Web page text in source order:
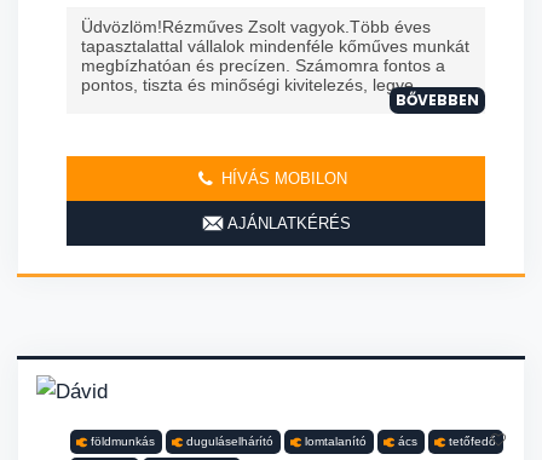
Üdvözlöm!Rézműves Zsolt vagyok.Több éves
tapasztalattal vállalok mindenféle kőműves munkát
megbízhatóan és precízen. Számomra fontos a
pontos, tiszta és minőségi kivitelezés, legye...
BŐVEBBEN
HÍVÁS MOBILON
AJÁNLATKÉRÉS
földmunkás duguláselhárító lomtalanító ács tetőfedő